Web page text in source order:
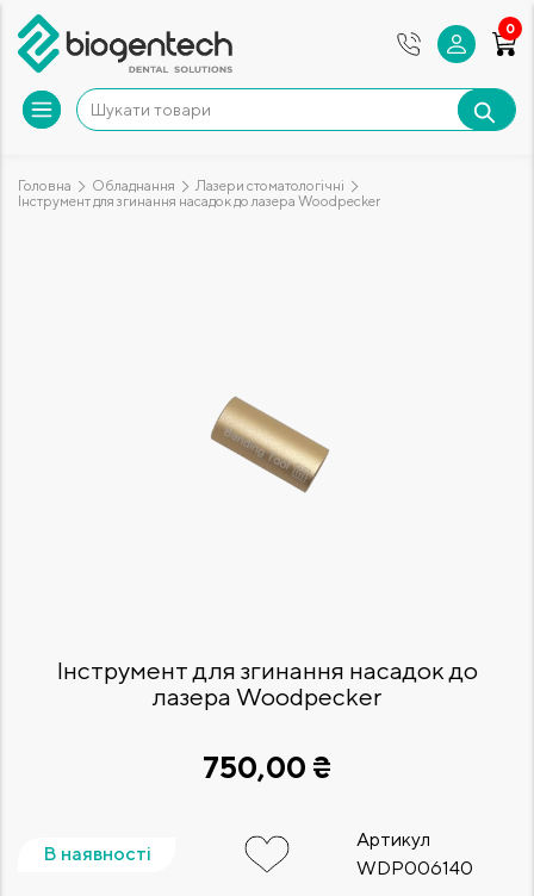
0
Головна Обладнання
Лазери стоматологічні
Інструмент для згинання насадок до лазера Woodpecker
Інструмент для згинання насадок до
лазера Woodpecker
750,00 ₴
В наявності
Артикул
WDP006140